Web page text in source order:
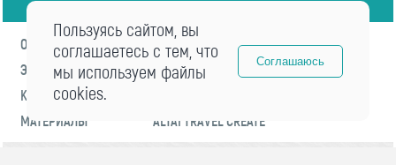
О ФОРУМЕ
ПРОГРАММА
ЭКСПЕРТЫ
НОВОСТИ
КОНТАКТЫ
МАТЕРИАЛЫ
ALTAI TRAVEL CREATE
Пользуясь сайтом, вы
соглашаетесь с тем, что
мы используем файлы
cookies.
Соглашаюсь